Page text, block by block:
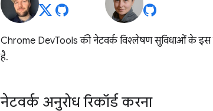
Chrome DevTools की नेटवर्क विश्लेषण सुविधाओं के
है.
नेटवर्क अनुरोध रिकॉर्ड करना